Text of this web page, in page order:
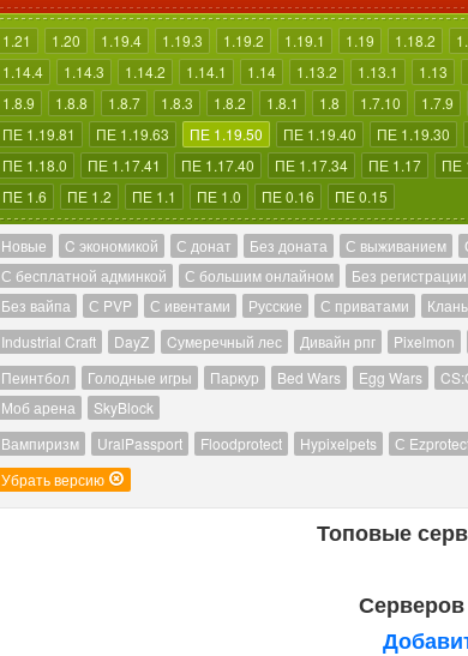
1.21 1.20 1.19.4 1.19.3 1.19.2 1.19.1 1.19 1.18.2
1.14.4
1.14.3 1.14.2 1.14.1 1.14 1.13.2 1.13.1 1.13
1.8.9
1.8.8 1.8.7 1.8.3 1.8.2 1.8.1 1.8 1.7.10 1.7.9
ПЕ 1.19.81
ПЕ 1.19.63 ПЕ 1.19.50 ПЕ 1.19.40 ПЕ 1.19.30
ПЕ 1.18.0
ПЕ 1.17.41 ПЕ 1.17.40 ПЕ 1.17.34 ПЕ 1.17 ПЕ
ПЕ 1.6
ПЕ 1.2 ПЕ 1.1 ПЕ 1.0 ПЕ 0.16 ПЕ 0.15
Новые C экономикой С донат Без доната С выживанием
С бесплатной админкой
С большим онлайном Без регистрации
Без вайпа
С PVP С ивентами Русские С приватами
Industrial Craft DayZ Cумеречный лес Дивайн рпг Pixelmon
Пеинтбол Голодные игры Паркур Bed Wars Egg Wars
Моб арена
SkyBlock
Вампиризм UralPassport Floodprotect Hypixelpets С
Убрать версию
Топовые